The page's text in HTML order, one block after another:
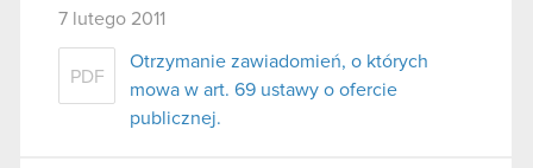
7 lutego 2011
PDF
Otrzymanie zawiadomień, o których
mowa w art. 69 ustawy o ofercie
publicznej.